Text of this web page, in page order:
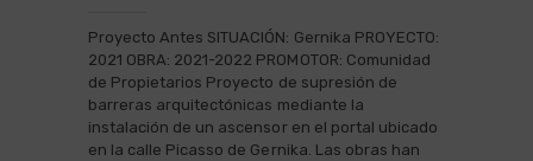
Proyecto Antes SITUACIÓN: Gernika PROYECTO:
2021 OBRA: 2021-2022 PROMOTOR: Comunidad
de Propietarios Proyecto de supresión de
barreras arquitectónicas mediante la
instalación de un ascensor en el portal ubicado
en la calle Picasso de Gernika. Las obras han